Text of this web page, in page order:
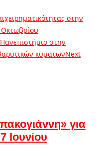
στην
Οκτωβρίου
στην
κυμάτωνNext
για
Ιουνίου